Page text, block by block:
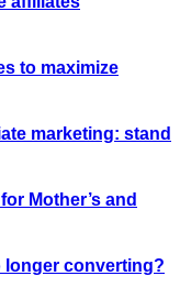
to maximize
marketing: stand
Mother’s and
longer converting?